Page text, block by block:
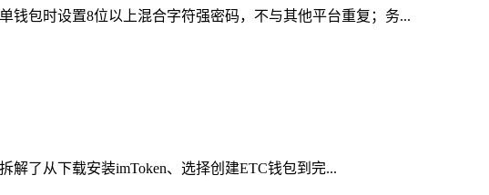
钱包时设置8位以上混合字符强密码，不与其他平台重复；务...
解了从下载安装imToken、选择创建ETC钱包到完...